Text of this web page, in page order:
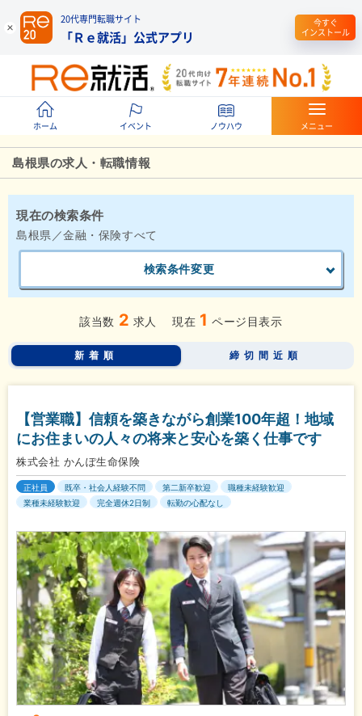
20代専門転職サイト
「Ｒｅ就活」公式アプリ
今すぐ
インストール
ホーム イベント ノウハウ メニュー
島根県の求人・転職情報
現在の検索条件
島根県／金融・保険すべて
検索条件変更
該当数 2 求人 現在 1 ページ目表示
新着順 締切間近順
【営業職】信頼を築きながら創業100年超！地域
にお住まいの人々の将来と安心を築く仕事です
株式会社 かんぽ生命保険
正社員 既卒・社会人経験不問 第二新卒歓迎
職種未経験歓迎
業種未経験歓迎
完全週休2日制 転勤の心配なし